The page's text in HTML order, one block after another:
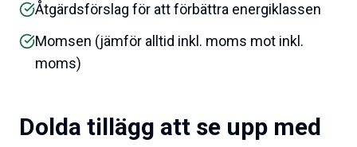
Åtgärdsförslag för att förbättra energiklassen
Momsen (jämför alltid inkl. moms mot inkl.
moms)
Dolda tillägg att se upp med